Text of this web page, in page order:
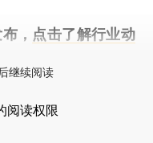
， 点击了解行业动
继续阅读
阅读权限